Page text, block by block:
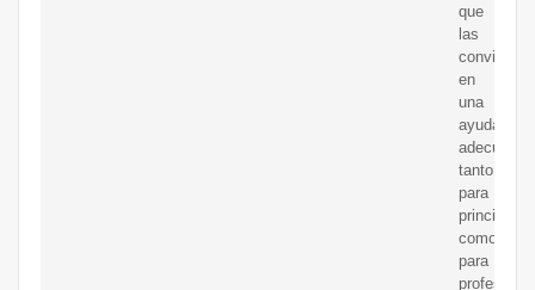
que
las
convierten
en
una
ayuda
adecuada
tanto
para
como
para